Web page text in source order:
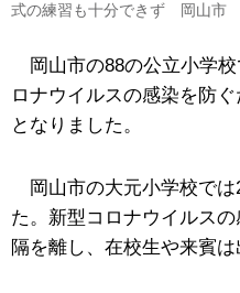
式の練習も十分できず 岡山市
岡山市の88の公立小学校
ロナウイルスの感染を防
となりました。
岡山市の大元小学校では
た。新型コロナウイルス
隔を離し、在校生や来賓は